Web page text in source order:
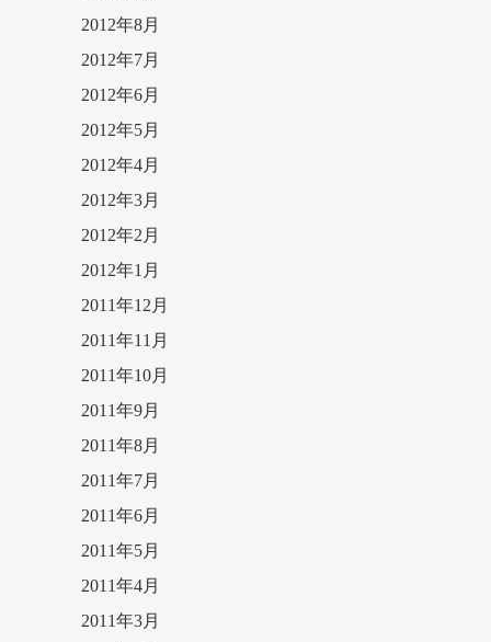
2012年8月
2012年7月
2012年6月
2012年5月
2012年4月
2012年3月
2012年2月
2012年1月
2011年12月
2011年11月
2011年10月
2011年9月
2011年8月
2011年7月
2011年6月
2011年5月
2011年4月
2011年3月